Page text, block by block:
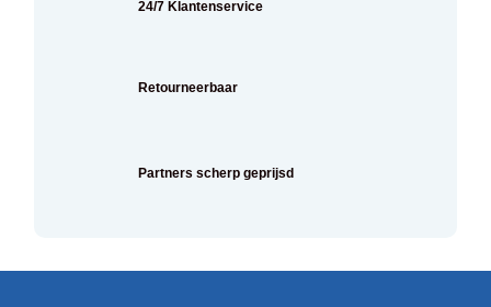
24/7 Klantenservice
Retourneerbaar
Partners scherp geprijsd